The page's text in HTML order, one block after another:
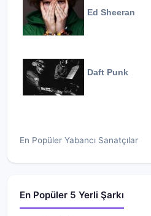
Ed Sheeran
Daft Punk
En Popüler Yabancı Sanatçılar
En Popüler 5 Yerli Şarkı